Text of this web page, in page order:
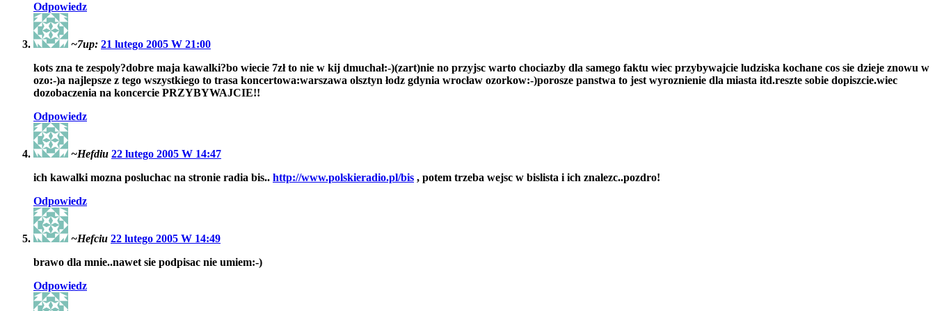
Odpowiedz
~7up: 21 lutego 2005 W 21:00
kots zna te zespoly?dobre maja kawalki?bo wiecie 7zł to nie w kij dmuchał:-)(zart)nie no przyjsc warto chociazby dla samego faktu wiec przybywajcie ludziska kochane cos sie dzieje znowu w
ozo:-)a najlepsze z tego wszystkiego to trasa koncertowa:warszawa olsztyn łodz gdynia wrocław ozorkow:-)porosze panstwa to jest wyroznienie dla miasta itd.reszte sobie dopiszcie.wiec
dozobaczenia na koncercie PRZYBYWAJCIE!!
Odpowiedz
~Hefdiu 22 lutego 2005 W 14:47
ich kawalki mozna posluchac na stronie radia bis.. http://www.polskieradio.pl/bis , potem trzeba wejsc w bislista i ich znalezc..pozdro!
Odpowiedz
~Hefciu 22 lutego 2005 W 14:49
brawo dla mnie..nawet sie podpisac nie umiem:-)
Odpowiedz